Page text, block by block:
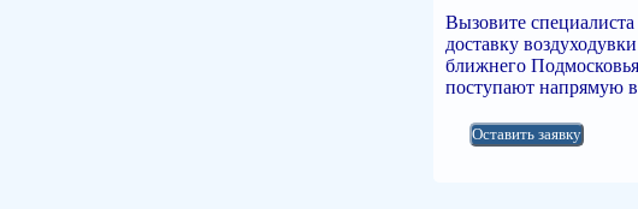
Вызовите
доставку
ближнего
поступают напрямую
Оставить заявку